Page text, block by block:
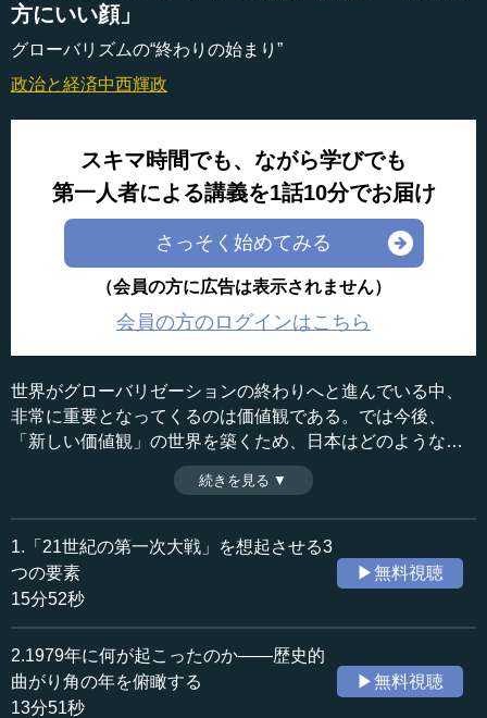
方にいい顔」
グローバリズムの“終わりの始まり”
政治と経済中西輝政
スキマ時間でも、ながら学びでも
第一人者による講義を1話10分でお届け
さっそく始めてみる
（会員の方に広告は表示されません）
会員の方のログインはこちら
世界がグローバリゼーションの終わりへと進んでいる中、
非常に重要となってくるのは価値観である。では今後、
「新しい価値観」の世界を築くため、日本はどのような役
割を果たせばいいのだろうか。ロシアや中国が今後どうな
るかという見通しも含め、日本の在り方について考えてい
く。（全4話中4話）
※インタビュアー：川上達史（テンミニッツTV編集長）
収録日：2022年5月30日
追加日：2022年8月5日
カテゴリー：
国際
国際一般
≪全文≫
●「新しい価値観」の世界の構築へ、日本が果たすべ
き役割とは
続きを見る ▼
1.「21世紀の第一次大戦」を想起させる3
つの要素
15分52秒
▶無料視聴
2.1979年に何が起こったのか――歴史的
曲がり角の年を俯瞰する
13分51秒
▶無料視聴